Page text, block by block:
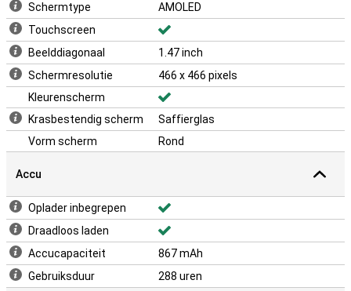
Schermtype
AMOLED
Touchscreen
Beelddiagonaal
1.47 inch
Schermresolutie
466 x 466 pixels
Kleurenscherm
Krasbestendig scherm
Saffierglas
Vorm scherm
Rond
Accu
Oplader inbegrepen
Draadloos laden
Accucapaciteit
867 mAh
Gebruiksduur
288 uren